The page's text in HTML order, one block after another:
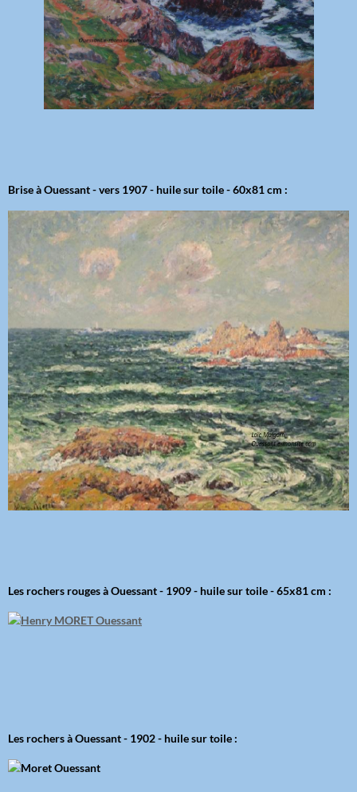
Brise à Ouessant - vers 1907 - huile sur toile - 60x81 cm :
Les rochers rouges à Ouessant - 1909 - huile sur toile - 65x81 cm :
Les rochers à Ouessant - 1902 - huile sur toile :